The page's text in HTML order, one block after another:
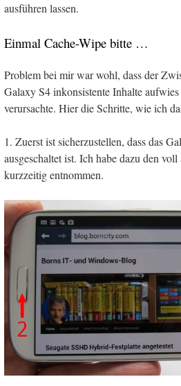
ausführen lassen.
Einmal Cache-Wipe bitte …
Problem bei mir war wohl, dass der
Galaxy S4 inkonsistente Inhalte
verursachte. Hier die Schritte, wie ich
1. Zuerst ist sicherzustellen, dass das
ausgeschaltet ist. Ich habe dazu den
kurzzeitig entnommen.